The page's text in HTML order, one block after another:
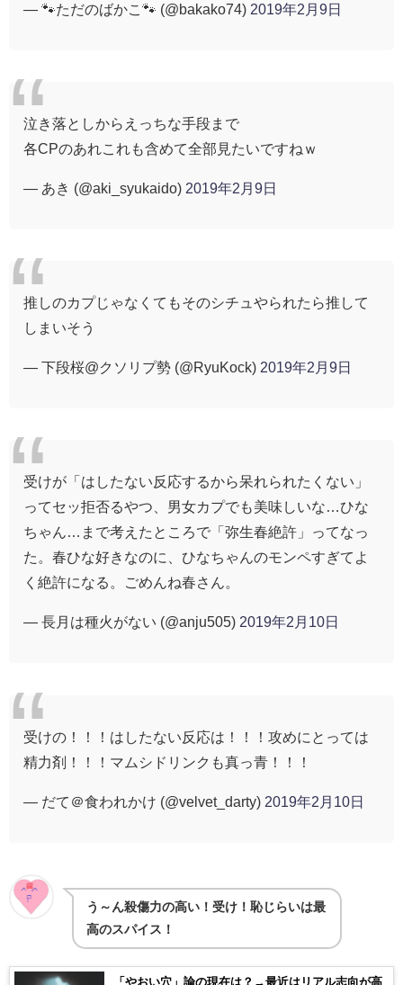
— 🐾ただのばかこ🐾 (@bakako74) 2019年2月9日
泣き落としからえっちな手段まで
各CPのあれこれも含めて全部見たいですねｗ
— あき (@aki_syukaido) 2019年2月9日
推しのカプじゃなくてもそのシチュやられたら推して
しまいそう
— 下段桜@クソリプ勢 (@RyuKock) 2019年2月9日
受けが「はしたない反応するから呆れられたくない」
ってセッ拒否るやつ、男女カプでも美味しいな…ひな
ちゃん…まで考えたところで「弥生春絶許」ってなっ
た。春ひな好きなのに、ひなちゃんのモンペすぎてよ
く絶許になる。ごめんね春さん。
— 長月は種火がない (@anju505) 2019年2月10日
受けの！！！はしたない反応は！！！攻めにとっては
精力剤！！！マムシドリンクも真っ青！！！
— だて＠食われかけ (@velvet_darty) 2019年2月10日
う～ん殺傷力の高い！受け！恥じらいは最
高のスパイス！
「やおい穴」論の現在は？→最近はリアル志向が高